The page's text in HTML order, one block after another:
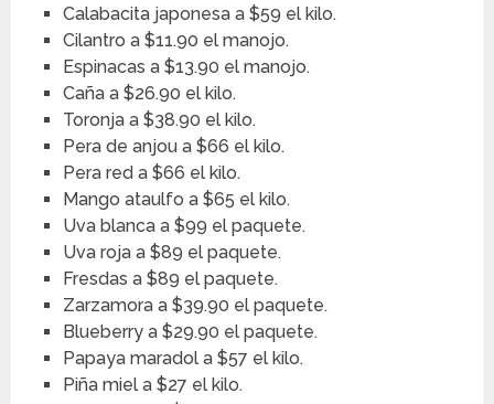
Calabacita japonesa a $59 el kilo.
Cilantro a $11.90 el manojo.
Espinacas a $13.90 el manojo.
Caña a $26.90 el kilo.
Toronja a $38.90 el kilo.
Pera de anjou a $66 el kilo.
Pera red a $66 el kilo.
Mango ataulfo a $65 el kilo.
Uva blanca a $99 el paquete.
Uva roja a $89 el paquete.
Fresdas a $89 el paquete.
Zarzamora a $39.90 el paquete.
Blueberry a $29.90 el paquete.
Papaya maradol a $57 el kilo.
Piña miel a $27 el kilo.